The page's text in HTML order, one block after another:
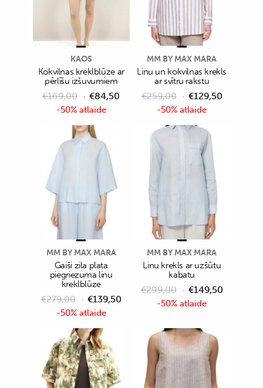
-50% atlaide
KAOS
Kokvilnas kreklblūze ar
pērlīšu izšuvumiem
€169,00 €84,50
-50% atlaide
MM BY MAX MARA
Linu un kokvilnas krekls
ar svītru rakstu
€259,00 €129,50
-50% atlaide
MM BY MAX MARA
Gaiši zila plata
piegriezuma linu
kreklblūze
€279,00 €139,50 -50% atlaide
MM BY MAX MARA
Linu krekls ar uzšūtu
kabatu
€299,00 €149,50